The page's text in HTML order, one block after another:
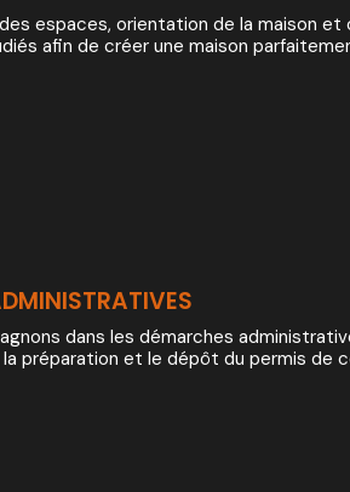
espaces, orientation de la maison
afin de créer une maison
dans les démarches
préparation et le dépôt du permis de